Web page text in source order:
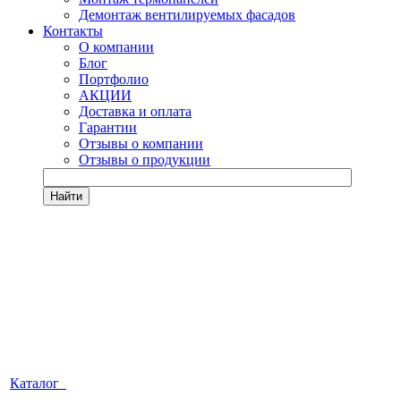
Демонтаж вентилируемых фасадов
Контакты
О компании
Блог
Портфолио
АКЦИИ
Доставка и оплата
Гарантии
Отзывы о компании
Отзывы о продукции
Найти
Каталог